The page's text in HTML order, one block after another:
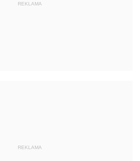
REKLAMA
REKLAMA